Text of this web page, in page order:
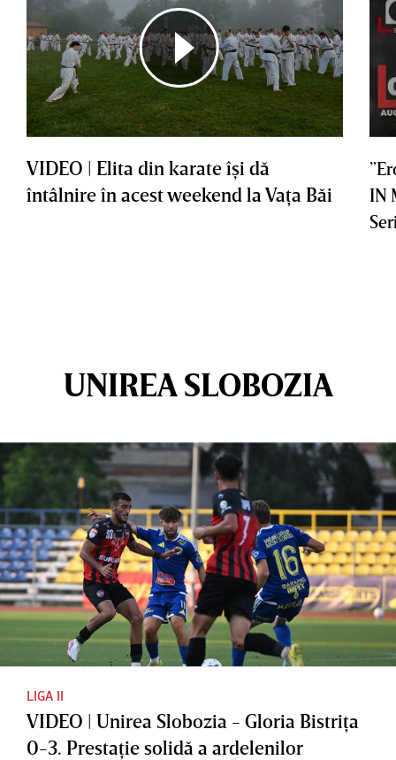
VIDEO | Elita din karate îşi dă
întâlnire în acest weekend la Vaţa Băi
IN
UNIREA SLOBOZIA
LIGA II
VIDEO | Unirea Slobozia - Gloria Bistriţa
0-3. Prestaţie solidă a ardelenilor